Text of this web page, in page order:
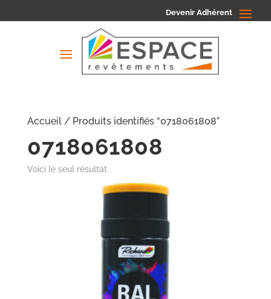
Devenir Adhérent
Accueil/ Produits identifiés “0718061808”
0718061808
Voici le seul résultat